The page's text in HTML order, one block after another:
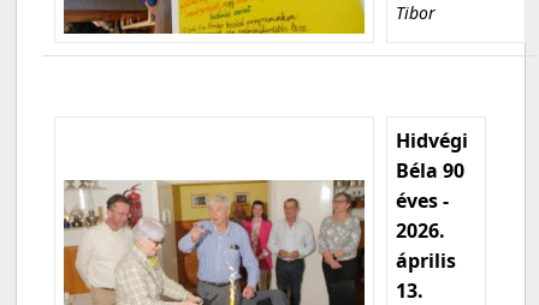
Tibor
Hidvégi
Béla 90
éves -
2026.
április
13.